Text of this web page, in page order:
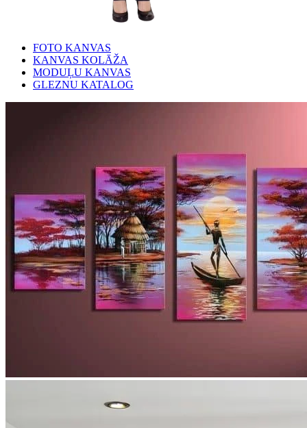
FOTO KANVAS
KANVAS KOLĀŽA
MODUĻU KANVAS
GLEZNU KATALOG